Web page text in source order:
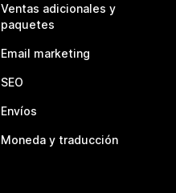
Ventas adicionales y
paquetes
Email marketing
SEO
Envíos
Moneda y traducción